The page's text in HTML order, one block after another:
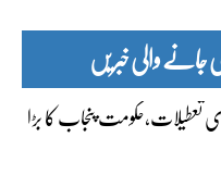
والی خبریں
تعطیلات،حکومت پنجاب کا بڑا